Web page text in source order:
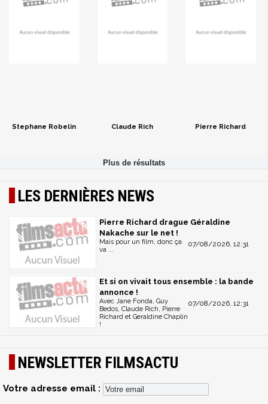
Stephane Robelin Claude Rich Pierre Richard
LES DERNIÈRES NEWS
Pierre Richard drague Géraldine
Nakache sur le net !
07/08/2026, 12:31
Mais pour un film, donc ça
va ...
Et si on vivait tous ensemble : la bande
annonce !
07/08/2026, 12:31
Avec Jane Fonda, Guy
Bedos, Claude Rich, Pierre
Richard et Geraldine Chaplin
!
NEWSLETTER FILMSACTU
Votre adresse email :